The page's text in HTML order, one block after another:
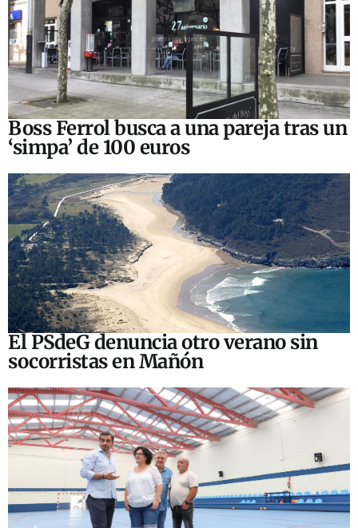
Boss Ferrol busca a una pareja tras un
‘simpa’ de 100 euros
El PSdeG denuncia otro verano sin
socorristas en Mañón